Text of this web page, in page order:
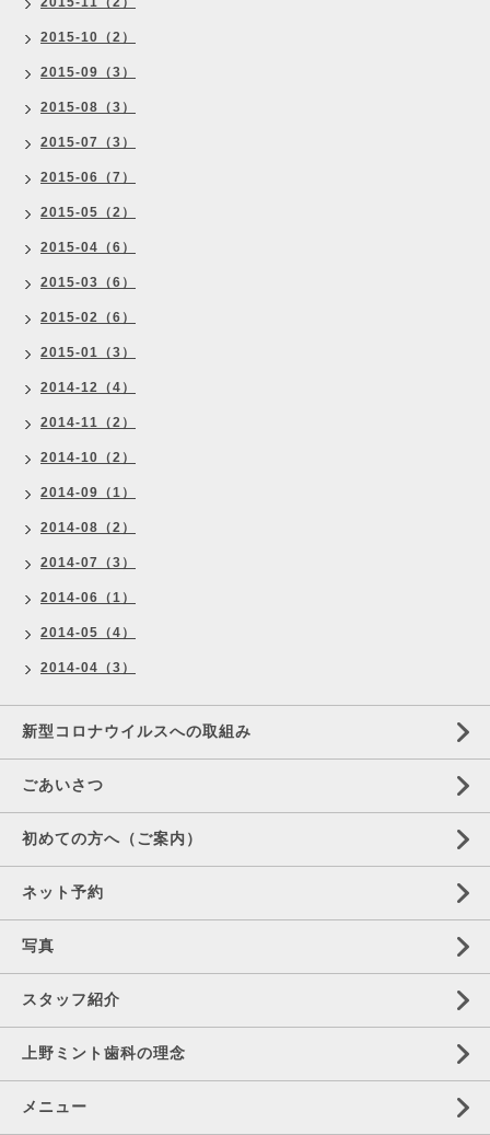
2015-10（2）
2015-09（3）
2015-08（3）
2015-07（3）
2015-06（7）
2015-05（2）
2015-04（6）
2015-03（6）
2015-02（6）
2015-01（3）
2014-12（4）
2014-11（2）
2014-10（2）
2014-09（1）
2014-08（2）
2014-07（3）
2014-06（1）
2014-05（4）
2014-04（3）
新型コロナウイルスへの取組み
ごあいさつ
初めての方へ（ご案内）
ネット予約
写真
スタッフ紹介
上野ミント歯科の理念
メニュー